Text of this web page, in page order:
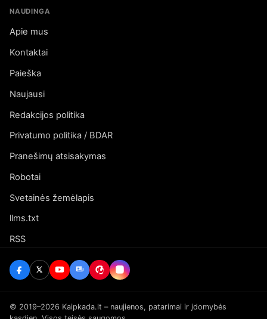
NAUDINGA
Apie mus
Kontaktai
Paieška
Naujausi
Redakcijos politika
Privatumo politika / BDAR
Pranešimų atsisakymas
Robotai
Svetainės žemėlapis
llms.txt
RSS
© 2019–2026 Kaipkada.lt – naujienos, patarimai ir įdomybės